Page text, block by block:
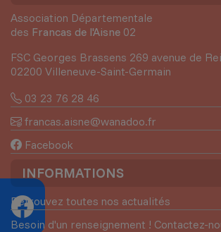
Association Départementale
des Francas de l'Aisne 02
FSC Georges Brassens 269 avenue de
02200 Villeneuve-Saint-Germain
03 23 76 28 46
francas.aisne@wanadoo.fr
Facebook
INFORMATIONS
Retrouvez toutes nos actualités
Besoin d'un renseignement ! Contactez-